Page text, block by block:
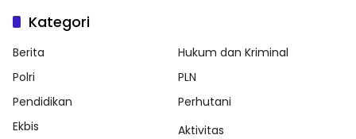
Kategori
Berita
Hukum dan Kriminal
Polri
PLN
Pendidikan
Perhutani
Ekbis
Aktivitas